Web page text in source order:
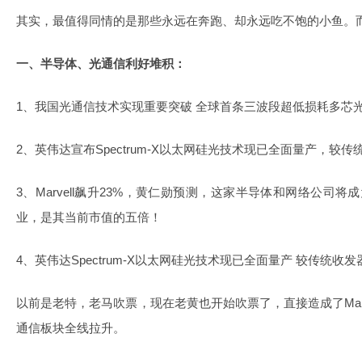
其实，最值得同情的是那些永远在奔跑、却永远吃不饱的小鱼。
一、半导体、光通信利好堆积：
1、我国光通信技术实现重要突破 全球首条三波段超低损耗多芯
2、英伟达宣布Spectrum-X以太网硅光技术现已全面量产，较传
3、Marvell飙升23%，黄仁勋预测，这家半导体和网络公司将
业，是其当前市值的五倍！
4、英伟达Spectrum-X以太网硅光技术现已全面量产 较传统收发
以前是老特，老马吹票，现在老黄也开始吹票了，直接造成了
通信板块全线拉升。